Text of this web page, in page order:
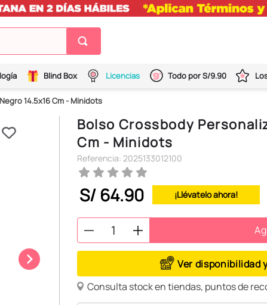
Blind Box Licencias Todo por S/9.90
14.5x16 Cm - Minidots
Bolso Crossbody
Cm - Minidots
Referencia: 2025133012100
S/ 64.90 ¡Llévatelo ahora!
Ver disponibilidad
Consulta stock en tiendas, puntos de